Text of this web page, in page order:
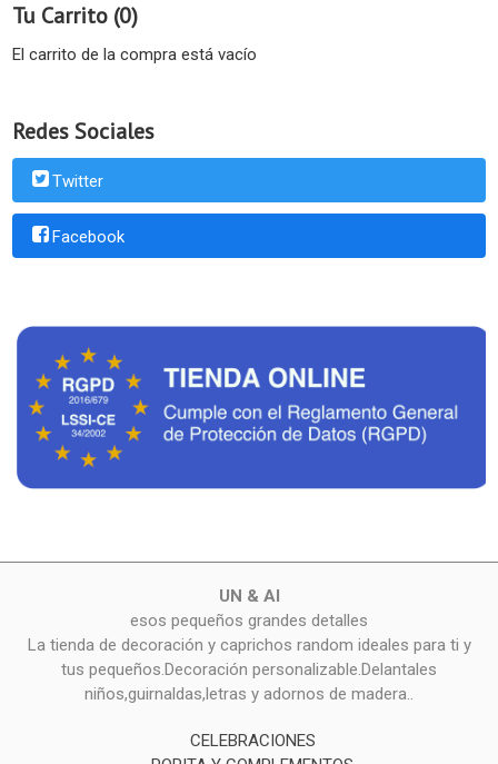
Tu Carrito (0)
El carrito de la compra está vacío
Redes Sociales
Twitter
Facebook
UN & AI
esos pequeños grandes detalles
La tienda de decoración y caprichos random ideales para ti y
tus pequeños.Decoración personalizable.Delantales
niños,guirnaldas,letras y adornos de madera..
CELEBRACIONES